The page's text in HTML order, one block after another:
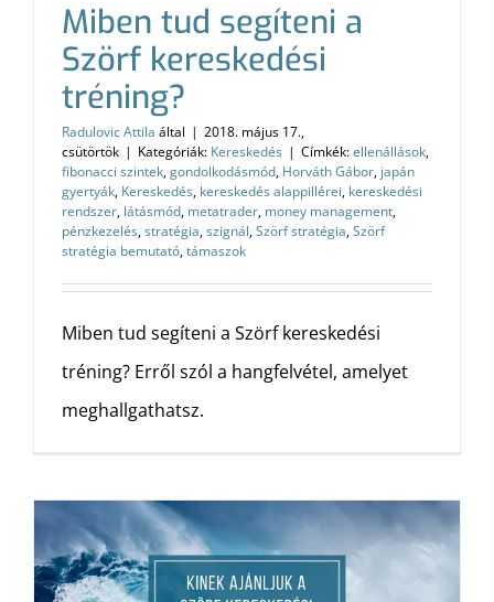
Miben tud segíteni a
Szörf kereskedési
tréning?
Radulovic Attila által | 2018. május 17.,
csütörtök | Kategóriák: Kereskedés | Címkék:ellenállások,
fibonacci szintek,gondolkodásmód, Horváth Gábor, japán
gyertyák, Kereskedés, kereskedés alappillérei, kereskedési
rendszer, látásmód, metatrader, money management,
pénzkezelés,stratégia,szignál,Szörf stratégia,Szörf
stratégia bemutató,támaszok
Miben tud segíteni a Szörf kereskedési
tréning? Erről szól a hangfelvétel, amelyet
meghallgathatsz.